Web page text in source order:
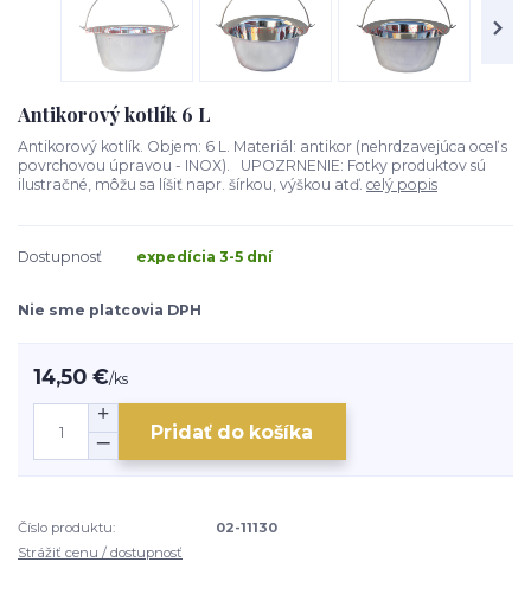
Antikorový kotlík 6 L
Antikorový kotlík. Objem: 6 L. Materiál: antikor (nehrdzavejúca oceľ s
povrchovou úpravou - INOX). UPOZRNENIE: Fotky produktov sú
ilustračné, môžu sa líšiť napr. šírkou, výškou atď. celý popis
Dostupnosť expedícia 3-5 dní
Nie sme platcovia DPH
14,50 €/ks
Pridať do košíka
Číslo produktu:
02-11130
Strážiť cenu / dostupnosť